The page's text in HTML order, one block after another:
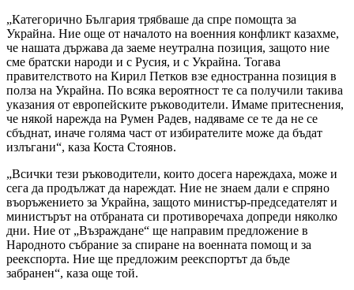
„Категорично България трябваше да спре помощта за
Украйна. Ние още от началото на военния конфликт казахме,
че нашата държава да заеме неутрална позиция, защото ние
сме братски народи и с Русия, и с Украйна. Тогава
правителството на Кирил Петков взе едностранна позиция в
полза на Украйна. По всяка вероятност те са получили такива
указания от европейските ръководители. Имаме притеснения,
че някой нарежда на Румен Радев, надяваме се те да не се
сбъднат, иначе голяма част от избирателите може да бъдат
излъгани“, каза Коста Стоянов.
„Всички тези ръководители, които досега нареждаха, може и
сега да продължат да нареждат. Ние не знаем дали е спряно
въоръжението за Украйна, защото министър-председателят и
министърът на отбраната си противоречаха допреди няколко
дни. Ние от „Възраждане“ ще направим предложение в
Народното събрание за спиране на военната помощ и за
реекспорта. Ние ще предложим реекспортът да бъде
забранен“, каза още той.